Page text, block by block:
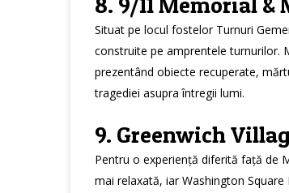
Situat pe locul fostelor Turnuri
construite pe amprentele turnurilor.
prezentând obiecte recuperate,
tragediei asupra întregii lumi.
9. Greenwich
Pentru o experiență diferită față de
mai relaxată, iar Washington